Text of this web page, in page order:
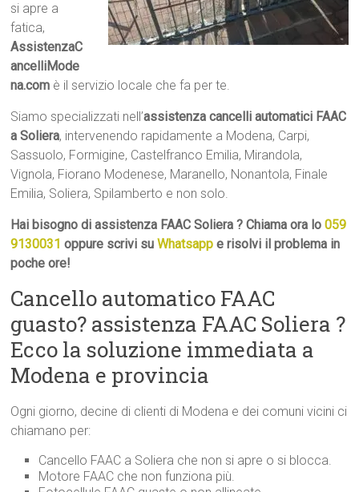
si apre a
fatica,
AssistenzaC
ancelliMode
na.com è il servizio locale che fa per te.
Siamo specializzati nell’assistenza cancelli automatici FAAC
a Soliera, intervenendo rapidamente a Modena, Carpi,
Sassuolo, Formigine, Castelfranco Emilia, Mirandola,
Vignola, Fiorano Modenese, Maranello, Nonantola, Finale
Emilia, Soliera, Spilamberto e non solo.
Hai bisogno di assistenza FAAC Soliera ? Chiama ora lo059
9130031 oppure scrivi suWhatsapp e risolvi il problema in
poche ore!
Cancello automatico FAAC
guasto? assistenza FAAC Soliera ?
Ecco la soluzione immediata a
Modena e provincia
Ogni giorno, decine di clienti di Modena e dei comuni vicini ci
chiamano per:
Cancello FAAC a Soliera che non si apre o si blocca.
Motore FAAC che non funziona più.